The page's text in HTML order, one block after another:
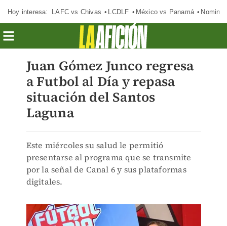
Hoy interesa: LAFC vs Chivas LCDLF México vs Panamá
Juan Gómez Junco regresa
a Futbol al Día y repasa
situación del Santos
Laguna
Este miércoles su salud le permitió
presentarse al programa que se transmite
por la señal de Canal 6 y sus plataformas
digitales.